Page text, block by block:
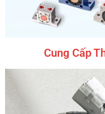
Cung Cấp